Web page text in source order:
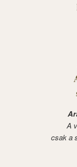
A
csak a